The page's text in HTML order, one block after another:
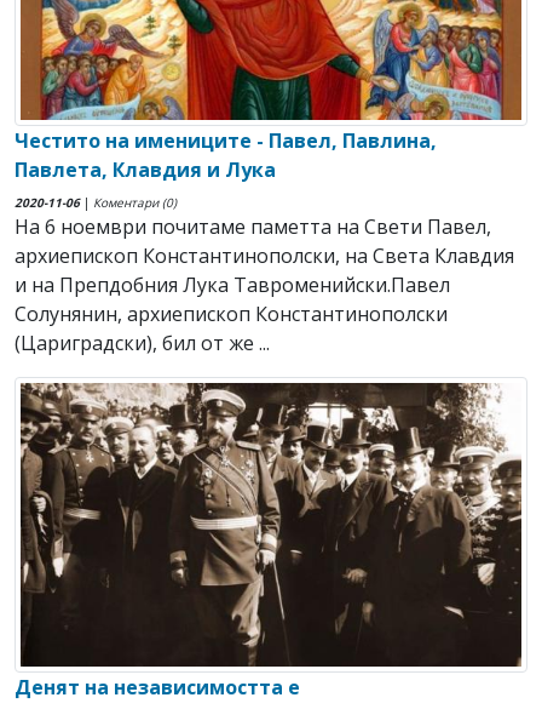
Честито на имениците - Павел, Павлина,
Павлета, Клавдия и Лука
2020-11-06| Коментари (0)
На 6 ноември почитаме паметта на Свети Павел,
архиепископ Константинополски, на Света Клавдия
и на Препдобния Лука Тавроменийски.Павел
Солунянин, архиепископ Константинополски
(Цариградски), бил от же ...
Денят на независимостта е